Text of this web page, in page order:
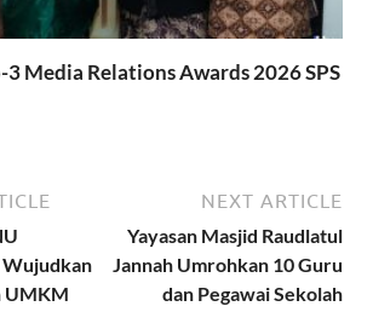
3 Media Relations Awards 2026 SPS
Wujudkan
UMKM
NEXT ARTICLE
Yayasan Masjid Raudlatul
Jannah Umrohkan 10 Guru
dan Pegawai Sekolah